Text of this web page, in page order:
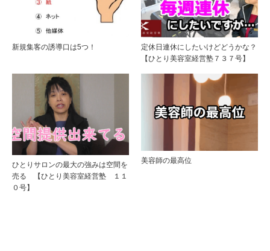
新規集客の誘導口は5つ！
定休日連休にしたいけどどうかな？
【ひとり美容室経営塾７３７号】
ひとりサロンの最大の強みは空間を
売る 【ひとり美容室経営塾 １１
０号】
美容師の最高位